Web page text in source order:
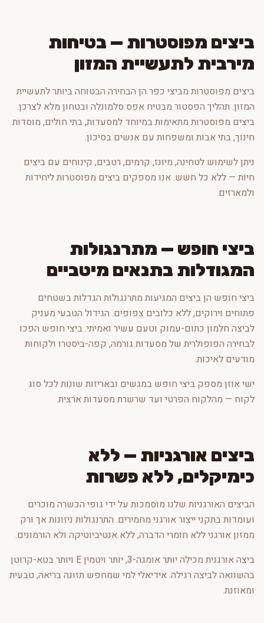
ביצים מפוסטרות — בטיחות
מירבית לתעשיית המזון
ביצים מפוסטרות מביצי כפר הן הבחירה הבטוחה ביותר לתעשיית
המזון. תהליך הפסטור מבטיח אפס סלמונלה ובטחון מלא לצרכן.
ביצים מפוסטרות מתאימות במיוחד למסעדות, בתי חולים, מוסדות
חינוך, בתי אבות ומשפחות עם אנשים בסיכון.
ניתן לשימוש לטחינה, מיונז, קרמים, רטבים, קינוחים עם ביצים
חיות — ללא כל חשש. אנו מספקים ביצים מפוסטרות ליחידות
ולמארזים.
ביצי חופש — מתרנגולות
המגודלות בתנאים מיטביים
ביצי חופש הן ביצים המגיעות מתרנגולות הגדלות בשטחים
פתוחים וירוקים, ללא כלובים צפופים. הגידול הטבעי מעניק
לביצה חלמון כתום-עמוק וטעם עשיר ואמיתי. ביצי חופש הפכו
לבחירה הפופולרית של מסעדות גורמה, קפה-ביסטרו ולקוחות
מודעים לאיכות.
ישי אוזן מספק ביצי חופש במגשים ובאריזות שונות לכל סוג
לקוח — מהלקוח הפרטי ועד שרשרת מסעדות ארצית.
ביצים אורגניות — ללא
כימיקלים, ללא פשרות
הביצים האורגניות שלנו מוסמכות על ידי גופי הכשרה מוכרים
ועומדות בתקני ייצור אורגני מחמירים. התרנגולות ניזונות אך ורק
ממזון אורגני ללא חומרי הדברה, ללא אנטיביוטיקה ולא הורמונים.
ביצה אורגנית מכילה יותר אומגה-3, יותר ויטמין E ויותר בטא-קרוטן
בהשוואה לביצה רגילה. אידיאלי למי שמחפש תזונה בריאה, טבעית
ומאוזנת.